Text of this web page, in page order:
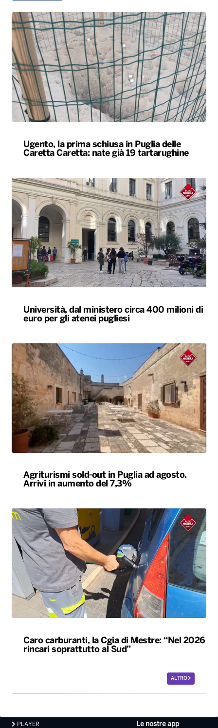
Ugento, la prima schiusa in Puglia delle
Caretta Caretta: nate già 19 tartarughine
Università, dal ministero circa 400 milioni di
euro per gli atenei pugliesi
Agriturismi sold-out in Puglia ad agosto.
Arrivi in aumento del 7,3%
Caro carburanti, la Cgia di Mestre: “Nel 2026
rincari soprattutto al Sud”
ALTRO
Le nostre app
PLAYER